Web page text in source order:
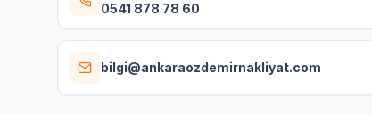
0541 878 78 60
bilgi@ankaraozdemirnakliyat.com